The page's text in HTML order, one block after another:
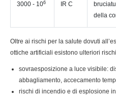
3000 - 106 IR C
della
Oltre ai rischi per la salute dovuti
ottiche artificiali esistono ulteriori
sovraesposizione a luce visibile:
abbagliamento, accecamento
rischi di incendio e di esplosione